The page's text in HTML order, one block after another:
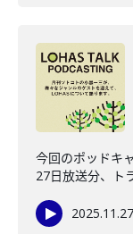
今回のポッドキ
27日放送分、ト
2025.11.27